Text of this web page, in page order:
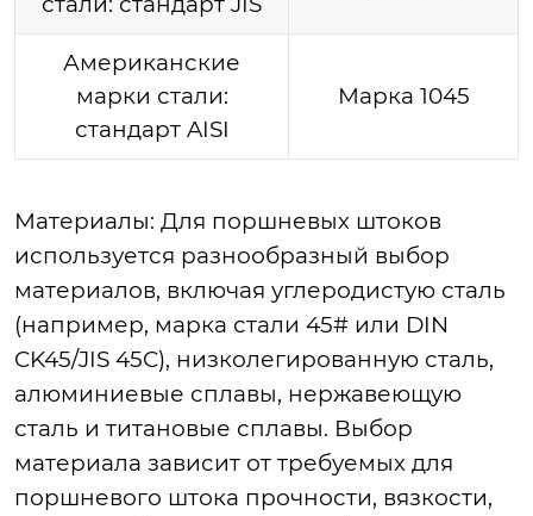
Американские
марки стали:
стандарт AISI
Марка 1045
Материалы: Для поршневых штоков
используется разнообразный выбор
материалов, включая углеродистую сталь
(например, марка стали 45# или DIN
CK45/JIS 45C), низколегированную сталь,
алюминиевые сплавы, нержавеющую
сталь и титановые сплавы. Выбор
материала зависит от требуемых для
поршневого штока прочности, вязкости,